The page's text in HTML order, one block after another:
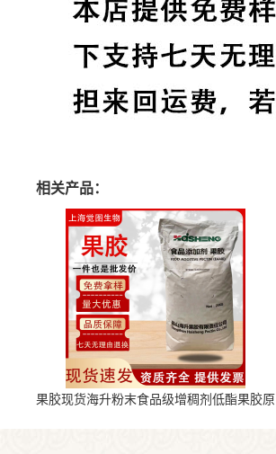
相关产品：
果胶现货海升粉末食品级增稠剂低酯果胶原